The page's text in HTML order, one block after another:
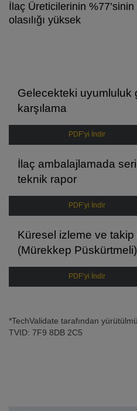
İlaç Üreticilerinin
olasılığı yüksek
Gelecekteki uyumluluk
karşılama
PDF’yi İndir
İlaç ambalajlamada
teknik rapor
PDF’yi İndir
Küresel izleme ve
(Mürekkep
PDF’yi İndir
*TechValidate tarafından
TVID: 7F9 8DB 2C5